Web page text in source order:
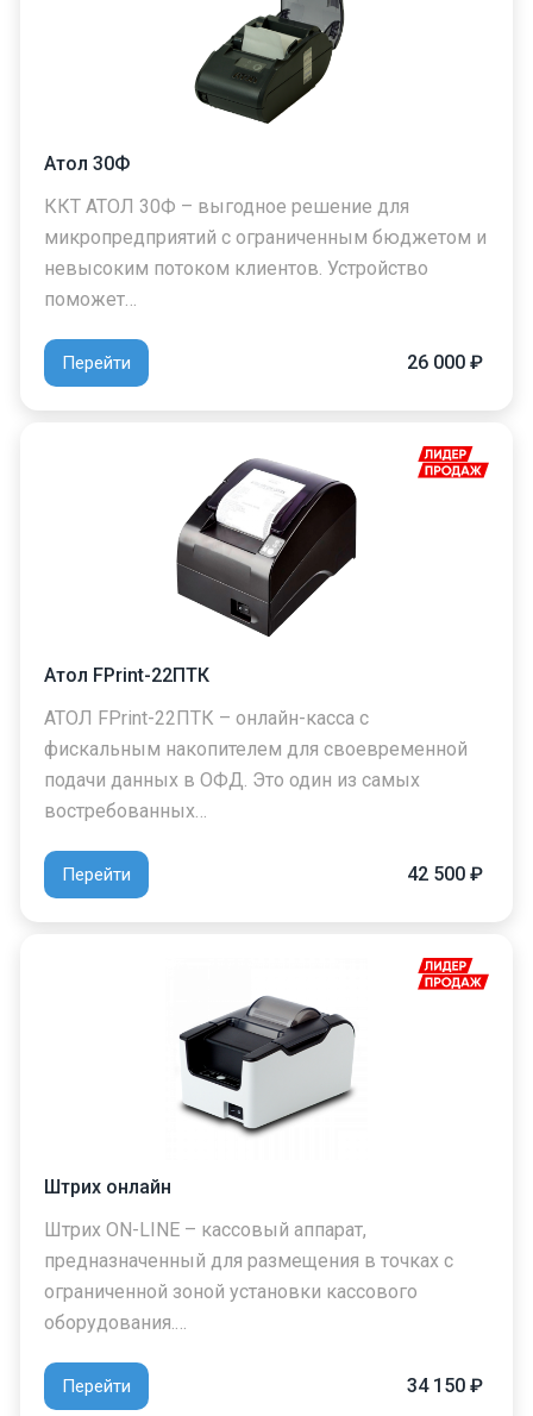
Атол 30Ф
ККТ АТОЛ 30Ф – выгодное решение для
микропредприятий с ограниченным бюджетом и
невысоким потоком клиентов. Устройство
поможет…
Перейти 26 000 ₽
Атол FPrint-22ПТК
АТОЛ FPrint-22ПТК – онлайн-касса с
фискальным накопителем для своевременной
подачи данных в ОФД. Это один из самых
востребованных…
Перейти 42 500 ₽
Штрих онлайн
Штрих ON-LINE – кассовый аппарат,
предназначенный для размещения в точках с
ограниченной зоной установки кассового
оборудования.…
Перейти 34 150 ₽